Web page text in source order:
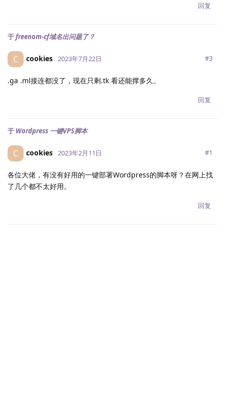
回复
于freenom-cf域名出问题了？
C cookies 2023年7月22日 #3
.ga .ml接连都没了，现在只剩.tk 看还能撑多久。
回复
于 Wordpress 一键VPS脚本
C cookies 2023年2月11日 #1
各位大佬，有没有好用的一键部署Wordpress的脚本呀？在网上找
了几个都不太好用。
回复